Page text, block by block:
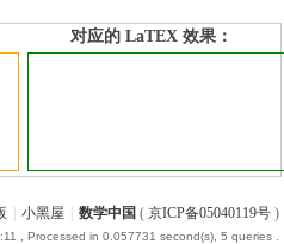
对应的 LaTEX 效果：
小黑屋 数学中国 ( 京ICP备05040119号)
, Processed in 0.057731 second(s), 5 queries .